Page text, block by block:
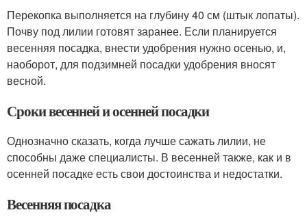
Перекопка выполняется на глубину 40 см (штык лопаты).
Почву под лилии готовят заранее. Если планируется
весенняя посадка, внести удобрения нужно осенью, и,
наоборот, для подзимней посадки удобрения вносят
весной.
Сроки весенней и осенней посадки
Однозначно сказать, когда лучше сажать лилии, не
способны даже специалисты. В весенней также, как и в
осенней посадке есть свои достоинства и недостатки.
Весенняя посадка